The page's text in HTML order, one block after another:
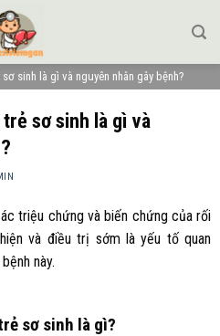
sinh là gì và nguyên nhân gây bệnh?
sơ sinh là gì và
triệu chứng và biến chứng của rối
và điều trị sớm là yếu tố quan
này.
sơ sinh là gì?